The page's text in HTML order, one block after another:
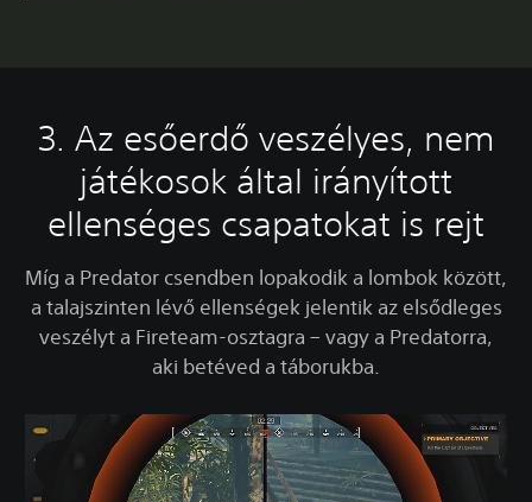
3. Az esőerdő veszélyes, nem
játékosok által irányított
ellenséges csapatokat is rejt
Míg a Predator csendben lopakodik a lombok között,
a talajszinten lévő ellenségek jelentik az elsődleges
veszélyt a Fireteam-osztagra – vagy a Predatorra,
aki betéved a táborukba.